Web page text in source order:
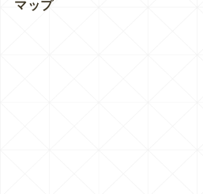
マップ